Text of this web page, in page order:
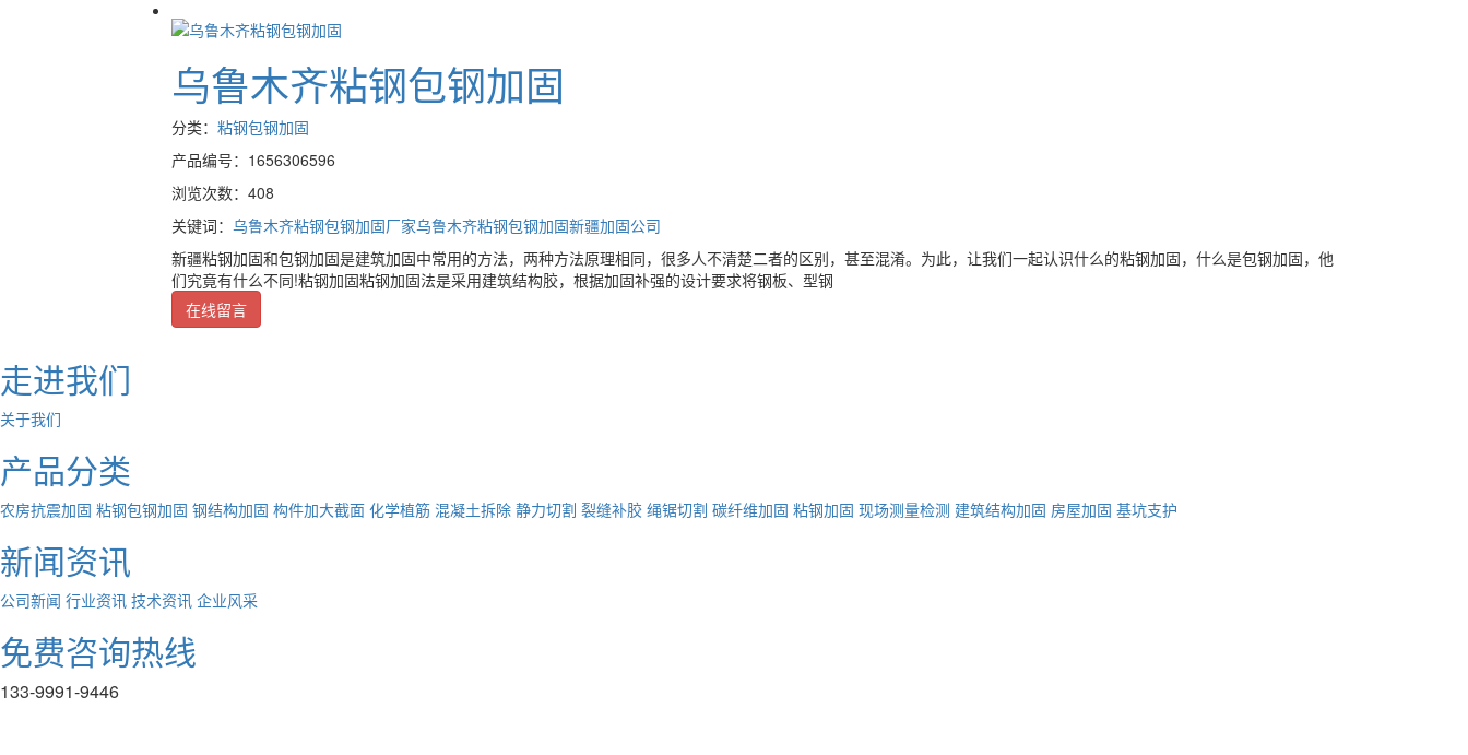
乌鲁木齐粘钢包钢加固
分类： 粘钢包钢加固
产品编号：1656306596
浏览次数：408
关键词： 乌鲁木齐粘钢包钢加固厂家乌鲁木齐粘钢包钢加固新疆加固公司
新疆粘钢加固和包钢加固是建筑加固中常用的方法，两种方法原理相同，很多人不清楚二者的区别，甚至混淆。为此，让我们一起认识什么的粘钢加固，什么是包钢加固，他
们究竟有什么不同!粘钢加固粘钢加固法是采用建筑结构胶，根据加固补强的设计要求将钢板、型钢
在线留言
走进我们
关于我们
产品分类
农房抗震加固 粘钢包钢加固 钢结构加固 构件加大截面 化学植筋 混凝土拆除 静力切割 裂缝补胶 绳锯切割 碳纤维加固 粘钢加固 现场测量检测 建筑结构加固 房屋加固 基坑支护
新闻资讯
公司新闻 行业资讯 技术资讯 企业风采
免费咨询热线
133-9991-9446